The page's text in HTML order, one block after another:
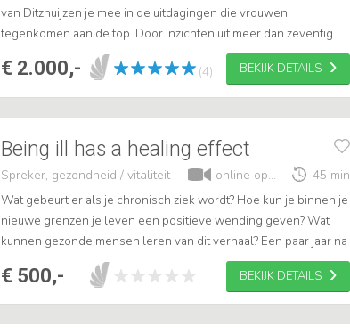
van Ditzhuijzen je mee in de uitdagingen die vrouwen
tegenkomen aan de top. Door inzichten uit meer dan zeventig
interviews met vrouwelijke leiders te combineren met
interactieve...
€ 2.000,- (4) BEKIJK DETAILS
Being ill has a healing effect
Spreker, gezondheid / vitaliteit online optreden
45 min
Wat gebeurt er als je chronisch ziek wordt? Hoe kun je binnen je
nieuwe grenzen je leven een positieve wending geven? Wat
kunnen gezonde mensen leren van dit verhaal? Een paar jaar na
zijn diagnose gaf Robert Scholten een nieuwe wending aan...
€ 500,- BEKIJK DETAILS